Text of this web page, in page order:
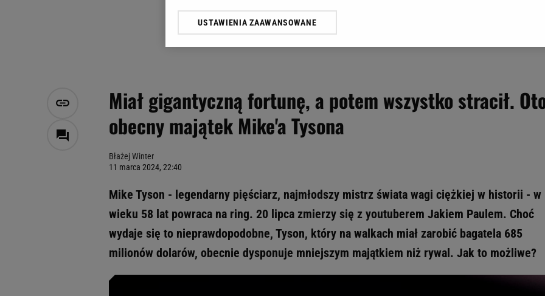
Miał gigantyczną fortunę, a potem wszystko stracił.
obecny majątek Mike'a Tysona
Błażej Winter
11 marca 2024, 22:40
Mike Tyson - legendarny pięściarz, najmłodszy mistrz świata wagi ciężkiej w historii - w
wieku 58 lat powraca na ring. 20 lipca zmierzy się z youtuberem Jakiem Paulem. Choć
wydaje się to nieprawdopodobne, Tyson, który na walkach miał zarobić bagatela 685
milionów dolarów, obecnie dysponuje mniejszym majątkiem niż rywal. Jak to możliwe?
Klikając „Akceptuję” wyrażasz też zgodę na zainstalowanie i przechowywanie plików cookie
Zaufanych Partnerów i Agora S.A. na Twoim urządzeniu końcowym. Możesz w każdej chwili
My, nasi Zaufani Partnerzy i Agora S.A. możemy przetwarzać dane osobowe w następujących
Użycie dokładnych danych geolokalizacyjnych. Aktywne skanowanie charakterystyki urządzenia
Przechowywanie informacji na urządzeniu lub dostęp do nich. Spersonalizowane reklamy i treści,
badnie odbiorców i ulepszanie usług.
USTAWIENIA ZAAWANSOWANE